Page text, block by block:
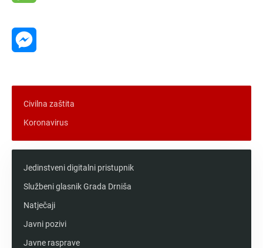
Civilna zaštita
Koronavirus
Jedinstveni digitalni pristupnik
Službeni glasnik Grada Drniša
Natječaji
Javni pozivi
Javne rasprave